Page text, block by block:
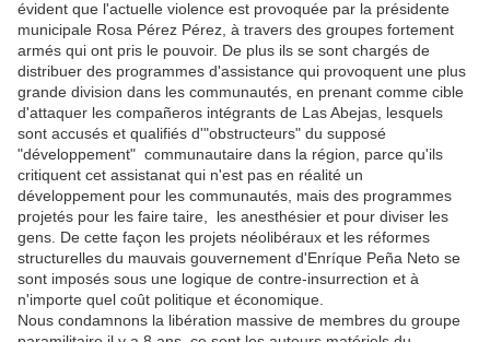
évident que l'actuelle violence est provoquée par la présidente
municipale Rosa Pérez Pérez, à travers des groupes fortement
armés qui ont pris le pouvoir. De plus ils se sont chargés de
distribuer des programmes d'assistance qui provoquent une plus
grande division dans les communautés, en prenant comme cible
d'attaquer les compañeros intégrants de Las Abejas, lesquels
sont accusés et qualifiés d'"obstructeurs" du supposé
"développement" communautaire dans la région, parce qu'ils
critiquent cet assistanat qui n'est pas en réalité un
développement pour les communautés, mais des programmes
projetés pour les faire taire, les anesthésier et pour diviser les
gens. De cette façon les projets néolibéraux et les réformes
structurelles du mauvais gouvernement d'Enríque Peña Neto se
sont imposés sous une logique de contre-insurrection et à
n'importe quel coût politique et économique.
Nous condamnons la libération massive de membres du groupe